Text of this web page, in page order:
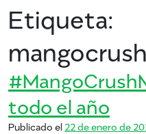
RECETAS
NUTRICIÓN
COMPRAR
Etiqueta:
todo el año
Publicado el 22 de enero de